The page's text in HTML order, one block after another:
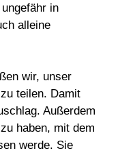
in
alleine
wir, unser
teilen. Damit
Außerdem
haben, mit dem
werde. Sie